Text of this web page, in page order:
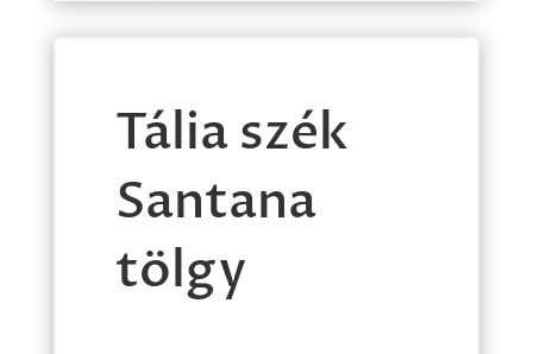
Tália szék
Santana
tölgy